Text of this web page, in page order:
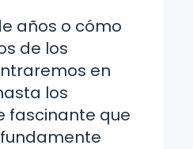
años o cómo
de los
en
los
fascinante que